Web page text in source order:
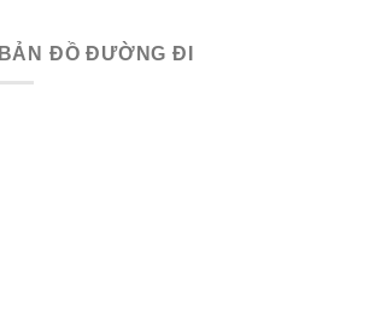
BẢN ĐỒ ĐƯỜNG ĐI